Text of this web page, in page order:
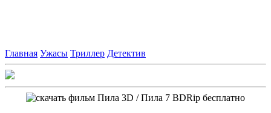
Главная Ужасы Триллер Детектив